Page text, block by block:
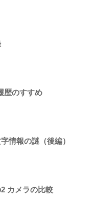
歴のすすめ
情報の謎（後編）
カメラの比較